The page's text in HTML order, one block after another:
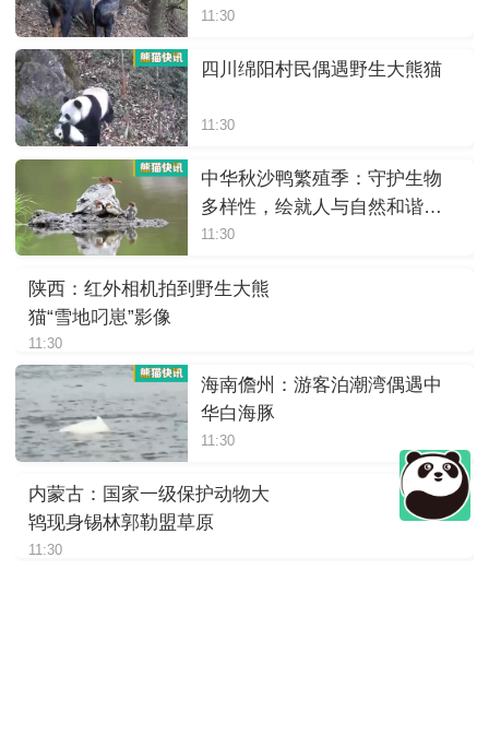
11:30
四川绵阳村民偶遇野生大熊猫
11:30
中华秋沙鸭繁殖季：守护生物
多样性，绘就人与自然和谐画
卷
11:30
陕西：红外相机拍到野生大熊
猫“雪地叼崽”影像
11:30
海南儋州：游客泊潮湾偶遇中
华白海豚
11:30
内蒙古：国家一级保护动物大
鸨现身锡林郭勒盟草原
11:30